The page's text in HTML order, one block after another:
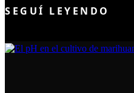
SEGUÍ LEYENDO